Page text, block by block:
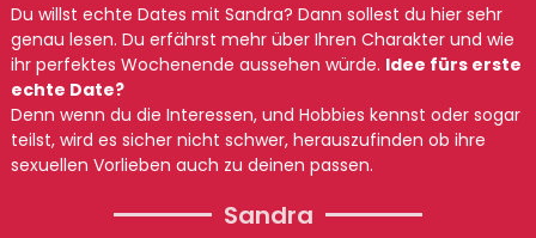
Sandra
Du willst echte Dates mit Sandra? Dann sollest du hier sehr
genau lesen. Du erfährst mehr über Ihren Charakter und wie
ihr perfektes Wochenende aussehen würde. Idee fürs erste
echte Date?
Denn wenn du die Interessen, und Hobbies kennst oder sogar
teilst, wird es sicher nicht schwer, herauszufinden ob ihre
sexuellen Vorlieben auch zu deinen passen.